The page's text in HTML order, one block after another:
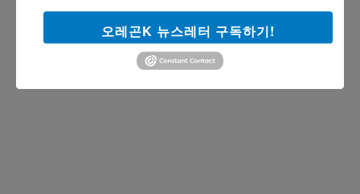
오레곤K 뉴스레터 구독하기!